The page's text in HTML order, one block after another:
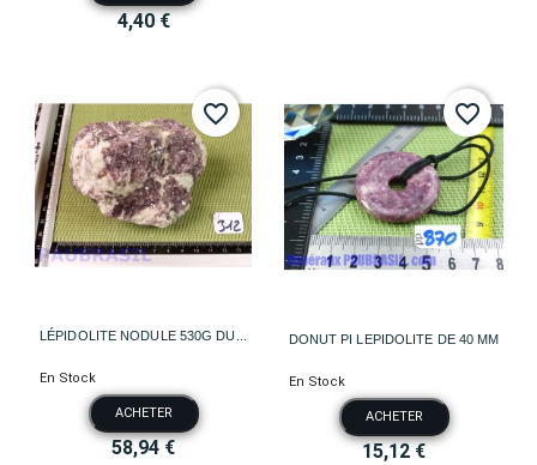
4,40 €
LÉPIDOLITE NODULE 530G DU...
En Stock
ACHETER
58,94 €
favorite_border
DONUT PI LEPIDOLITE DE 40 MM
En Stock
ACHETER
15,12 €
favorite_border